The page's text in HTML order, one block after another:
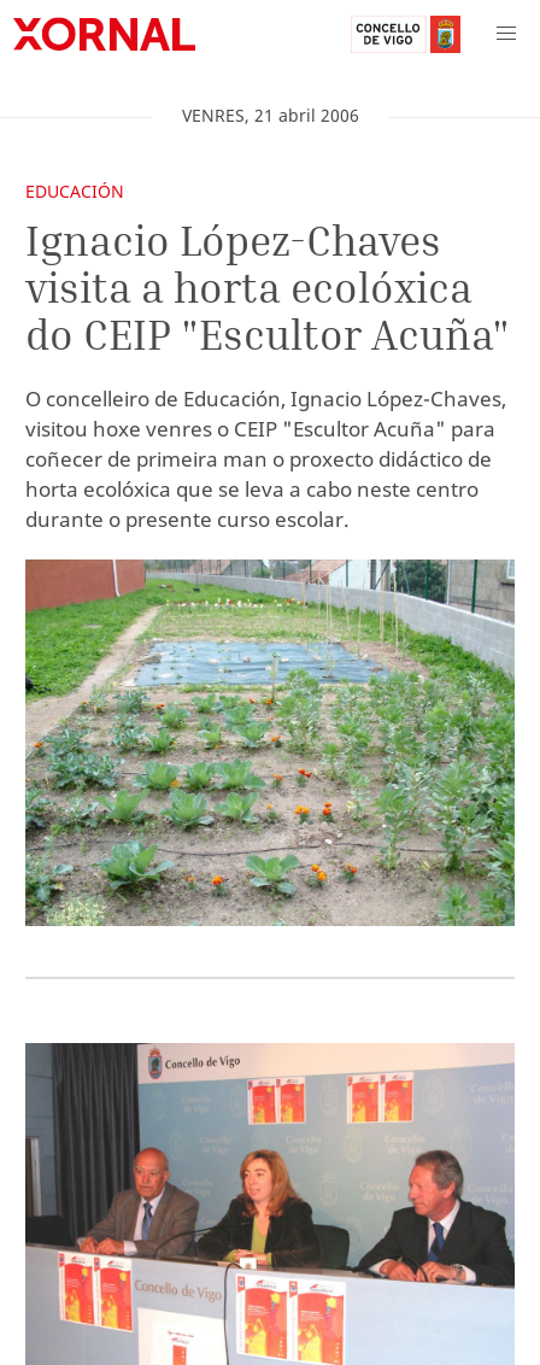
VENRES, 21 abril 2006
EDUCACIÓN
Ignacio López-Chaves
visita a horta ecolóxica
do CEIP "Escultor Acuña"
O concelleiro de Educación, Ignacio López-Chaves,
visitou hoxe venres o CEIP "Escultor Acuña" para
coñecer de primeira man o proxecto didáctico de
horta ecolóxica que se leva a cabo neste centro
durante o presente curso escolar.